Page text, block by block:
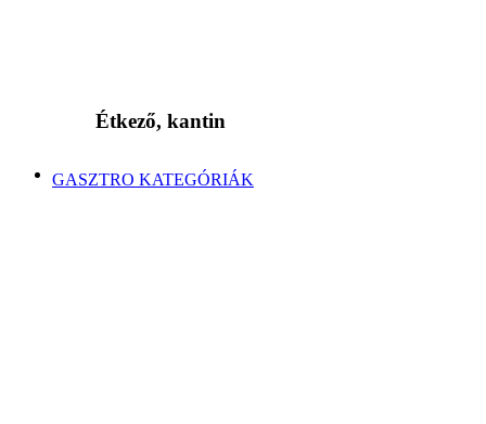
Étkező, kantin
GASZTRO KATEGÓRIÁK